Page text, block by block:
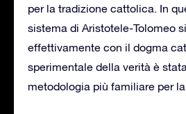
per la tradizione cattolica. In
sistema di Aristotele-Tolomeo
effettivamente con il dogma
sperimentale della verità è
metodologia più familiare per